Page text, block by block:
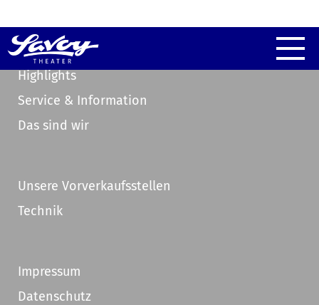
Highlights
Service & Information
Das sind wir
Unsere Vorverkaufsstellen
Technik
Impressum
Datenschutz